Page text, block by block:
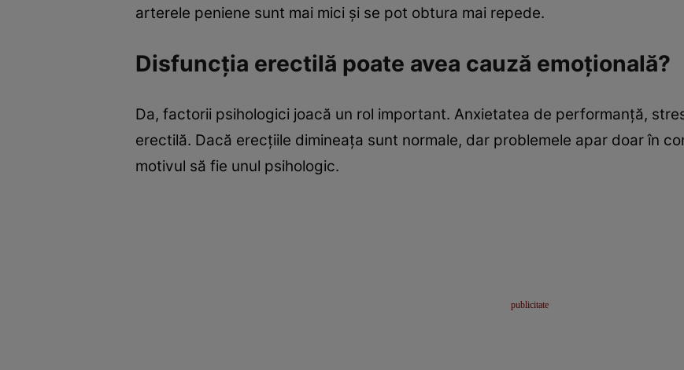
arterele peniene sunt mai mici și se pot obtura mai repede.
Disfuncția erectilă poate avea cauză emoțională?
Da, factorii psihologici joacă un rol important. Anxietatea de performanță,
erectilă. Dacă erecțiile dimineața sunt normale, dar problemele apar doar în
motivul să fie unul psihologic.